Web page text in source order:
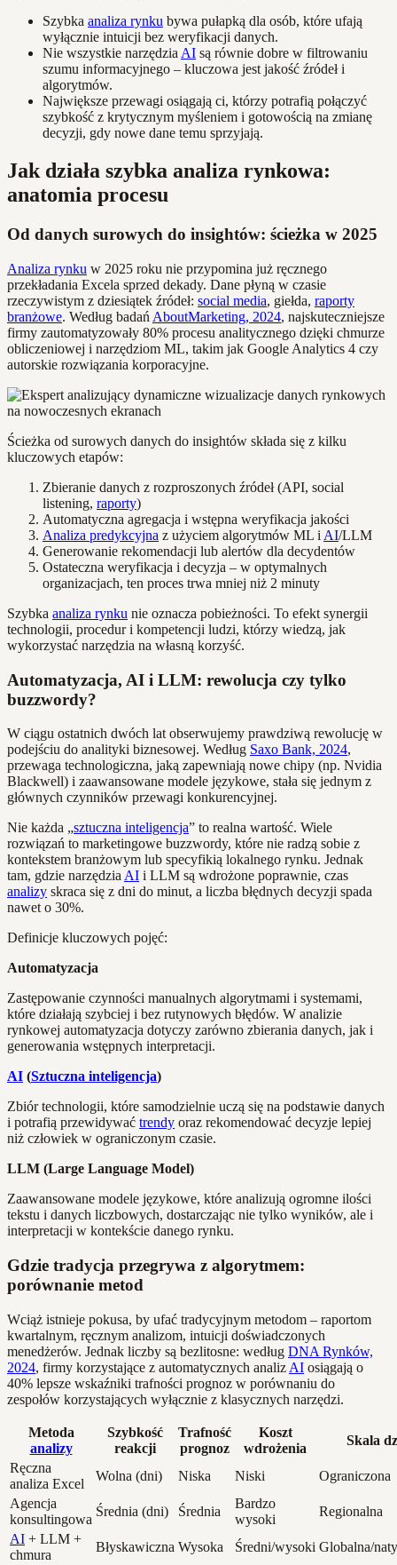
Szybka analiza rynku bywa pułapką dla osób, które ufają
wyłącznie intuicji bez weryfikacji danych.
Nie wszystkie narzędzia AI są równie dobre w filtrowaniu
szumu informacyjnego – kluczowa jest jakość źródeł i
algorytmów.
Największe przewagi osiągają ci, którzy potrafią połączyć
szybkość z krytycznym myśleniem i gotowością na zmianę
decyzji, gdy nowe dane temu sprzyjają.
Jak działa szybka analiza rynkowa:
anatomia procesu
Od danych surowych do insightów: ścieżka w 2025
Analiza rynku w 2025 roku nie przypomina już ręcznego
przekładania Excela sprzed dekady. Dane płyną w czasie
rzeczywistym z dziesiątek źródeł: social media, giełda, raporty
branżowe. Według badań AboutMarketing, 2024, najskuteczniejsze
firmy zautomatyzowały 80% procesu analitycznego dzięki chmurze
obliczeniowej i narzędziom ML, takim jak Google Analytics 4 czy
autorskie rozwiązania korporacyjne.
Ścieżka od surowych danych do insightów składa się z kilku
kluczowych etapów:
Zbieranie danych z rozproszonych źródeł (API, social
listening, raporty)
Automatyczna agregacja i wstępna weryfikacja jakości
Analiza predykcyjna z użyciem algorytmów ML i AI/LLM
Generowanie rekomendacji lub alertów dla decydentów
Ostateczna weryfikacja i decyzja – w optymalnych
organizacjach, ten proces trwa mniej niż 2 minuty
Szybka analiza rynku nie oznacza pobieżności. To efekt synergii
technologii, procedur i kompetencji ludzi, którzy wiedzą, jak
wykorzystać narzędzia na własną korzyść.
Automatyzacja, AI i LLM: rewolucja czy tylko
buzzwordy?
W ciągu ostatnich dwóch lat obserwujemy prawdziwą rewolucję w
podejściu do analityki biznesowej. Według Saxo Bank, 2024,
przewaga technologiczna, jaką zapewniają nowe chipy (np. Nvidia
Blackwell) i zaawansowane modele językowe, stała się jednym z
głównych czynników przewagi konkurencyjnej.
Nie każda „sztuczna inteligencja” to realna wartość. Wiele
rozwiązań to marketingowe buzzwordy, które nie radzą sobie z
kontekstem branżowym lub specyfikią lokalnego rynku. Jednak
tam, gdzie narzędzia AI i LLM są wdrożone poprawnie, czas
analizy skraca się z dni do minut, a liczba błędnych decyzji spada
nawet o 30%.
Definicje kluczowych pojęć:
Automatyzacja
Zastępowanie czynności manualnych algorytmami i systemami,
które działają szybciej i bez rutynowych błędów. W analizie
rynkowej automatyzacja dotyczy zarówno zbierania danych, jak i
generowania wstępnych interpretacji.
AI (Sztuczna inteligencja)
Zbiór technologii, które samodzielnie uczą się na podstawie danych
i potrafią przewidywać trendy oraz rekomendować decyzje lepiej
niż człowiek w ograniczonym czasie.
LLM (Large Language Model)
Zaawansowane modele językowe, które analizują ogromne ilości
tekstu i danych liczbowych, dostarczając nie tylko wyników, ale i
interpretacji w kontekście danego rynku.
Gdzie tradycja przegrywa z algorytmem:
porównanie metod
Wciąż istnieje pokusa, by ufać tradycyjnym metodom – raportom
kwartalnym, ręcznym analizom, intuicji doświadczonych
menedżerów. Jednak liczby są bezlitosne: według DNA Rynków,
2024, firmy korzystające z automatycznych analiz AI osiągają o
40% lepsze wskaźniki trafności prognoz w porównaniu do
zespołów korzystających wyłącznie z klasycznych narzędzi.
Metoda
analizy
Szybkość
reakcji
Trafność
prognoz
Koszt
wdrożenia
Skala
Ręczna
analiza Excel
Wolna (dni) Niska Niski
Ograniczona
Agencja
konsultingowa
Średnia (dni) Średnia
Bardzo
wysoki
Regionalna
AI + LLM +
chmura
Błyskawiczna Wysoka Średni/wysoki Globalna/